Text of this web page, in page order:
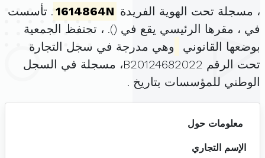
، مسجلة تحت الهوية الفريدة 1614864N . تأسست
في ، مقرها الرئيسي يقع في (). ، تحتفظ الجمعية
بوضعها القانوني
وهي مدرجة في سجل التجارة
تحت الرقم B20124682022، مسجلة في السجل
الوطني للمؤسسات بتاريخ .
معلومات حول
الإسم التجاري